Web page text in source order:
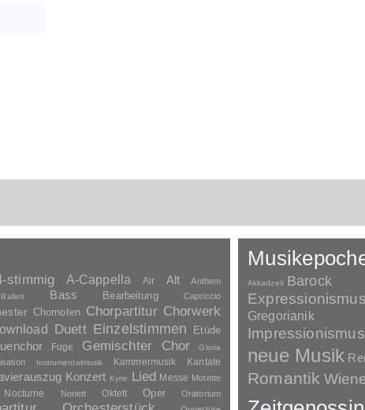
stimmig A-Cappella Air Alt Anthem
Ballett Bass Bearbeitung Capriccio
Chornoten Chorpartitur Chorwerk
Duett Einzelstimmen Etüde
Fuge Gemischter Chor Gloria
Instrumentalmusik Kammermusik Kantate
Konzert Kyrie Lied Messe Motette
Nocturne Nonett Oktett Oper Oratorium
Akkadzeit Barock
Expressionismus
Gregorianik
Impressionismus
neue Musik
Romantik